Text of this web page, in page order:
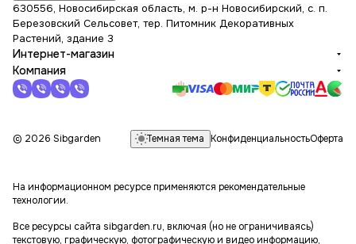
630556, Новосибирская область, м. р-н Новосибирский, с. п.
Березовский Сельсовет, тер. Питомник Декоративных
Растений, здание 3
Интернет-магазин
Компания
© 2026 Sibgarden Темная тема КонфиденциальностьОферта
На информационном ресурсе применяются рекомендательные
технологии.
Все ресурсы сайта sibgarden.ru, включая (но не ограничиваясь)
текстовую, графическую, фотографическую и видео информацию,